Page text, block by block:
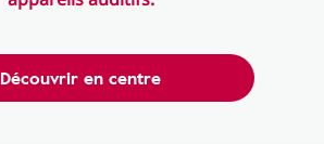
Découvrir en centre